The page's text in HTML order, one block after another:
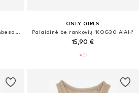
Palaidinė be rankovių 'Spitzenbesatz'
ONLY GIRLS
Palaidinė be rankovių 'KOG30 AIAH'
15,90 €